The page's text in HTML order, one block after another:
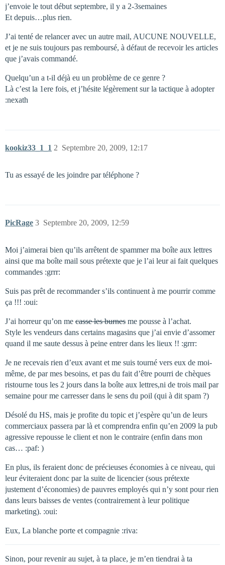
j’envoie le tout début septembre, il y a 2-3semaines
Et depuis…plus rien.
J’ai tenté de relancer avec un autre mail, AUCUNE NOUVELLE,
et je ne suis toujours pas remboursé, à défaut de recevoir les articles
que j’avais commandé.
Quelqu’un a t-il déjà eu un problème de ce genre ?
Là c’est la 1ere fois, et j’hésite légèrement sur la tactique à adopter
:nexath
kookiz33_1_1 Septembre 20, 2009, 12:17
2
Tu as essayé de les joindre par téléphone ?
PicRage Septembre 20, 2009, 12:59
3
Moi j’aimerai bien qu’ils arrêtent de spammer ma boîte aux lettres
ainsi que ma boîte mail sous prétexte que je l’ai leur ai fait quelques
commandes :grrr:
Suis pas prêt de recommander s’ils continuent à me pourrir comme
ça !!! :oui:
J’ai horreur qu’on me casse les burnes me pousse à l’achat.
Style les vendeurs dans certains magasins que j’ai envie d’assomer
quand il me saute dessus à peine entrer dans les lieux !! :grrr:
Je ne recevais rien d’eux avant et me suis tourné vers eux de moi-
même, de par mes besoins, et pas du fait d’être pourri de chèques
ristourne tous les 2 jours dans la boîte aux lettres,ni de trois mail par
semaine pour me carresser dans le sens du poil (qui à dit spam ?)
Désolé du HS, mais je profite du topic et j’espère qu’un de leurs
commerciaux passera par là et comprendra enfin qu’en 2009 la pub
agressive repousse le client et non le contraire (enfin dans mon
cas… :paf: )
En plus, ils feraient donc de précieuses économies à ce niveau, qui
leur éviteraient donc par la suite de licencier (sous prétexte
justement d’économies) de pauvres employés qui n’y sont pour rien
dans leurs baisses de ventes (contrairement à leur politique
marketing). :oui:
Eux, La blanche porte et compagnie :riva:
Sinon, pour revenir au sujet, à ta place, je m’en tiendrai à ta